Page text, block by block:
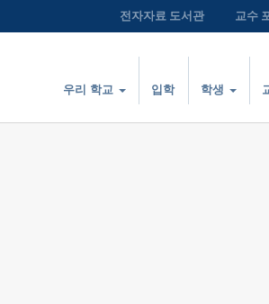
전자자료 도서관 교수
우리 학교 입학 학생